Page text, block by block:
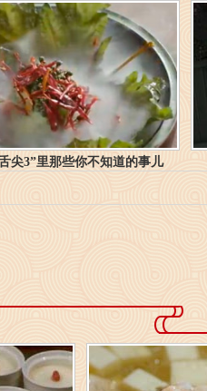
尖3”里那些你不知道的事儿